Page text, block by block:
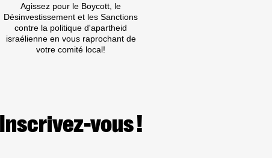
Agissez pour le Boycott, le
Désinvestissement et les Sanctions
contre la politique d'apartheid
israélienne en vous raprochant de
votre comité local!
Inscrivez-vous !